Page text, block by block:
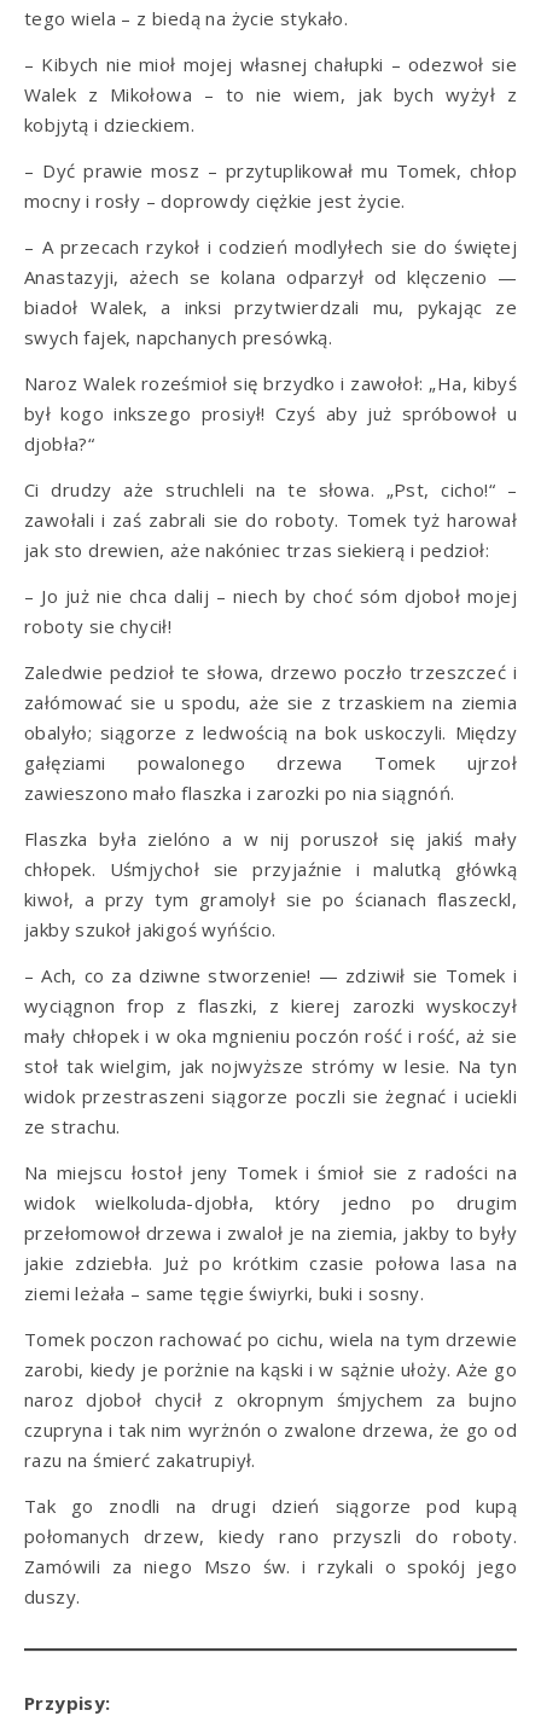
tego wiela – z biedą na życie stykało.
– Kibych nie mioł mojej własnej chałupki – odezwoł sie
Walek z Mikołowa – to nie wiem, jak bych wyżył z
kobjytą i dzieckiem.
– Dyć prawie mosz – przytuplikował mu Tomek, chłop
mocny i rosły – doprowdy ciężkie jest życie.
– A przecach rzykoł i codzień modlyłech sie do świętej
Anastazyji, ażech se kolana odparzył od klęczenio —
biadoł Walek, a inksi przytwierdzali mu, pykając ze
swych fajek, napchanych presówką.
Naroz Walek roześmioł się brzydko i zawołoł: „Ha, kibyś
był kogo inkszego prosiył! Czyś aby już spróbowoł u
djobła?“
Ci drudzy aże struchleli na te słowa. „Pst, cicho!“ –
zawołali i zaś zabrali sie do roboty. Tomek tyż harował
jak sto drewien, aże nakóniec trzas siekierą i pedzioł:
– Jo już nie chca dalij – niech by choć sóm djoboł mojej
roboty sie chycił!
Zaledwie pedzioł te słowa, drzewo poczło trzeszczeć i
załómować sie u spodu, aże sie z trzaskiem na ziemia
obalyło; siągorze z ledwością na bok uskoczyli. Między
gałęziami powalonego drzewa Tomek ujrzoł
zawieszono mało flaszka i zarozki po nia siągnóń.
Flaszka była zielóno a w nij poruszoł się jakiś mały
chłopek. Uśmjychoł sie przyjaźnie i malutką główką
kiwoł, a przy tym gramolył sie po ścianach flaszeckl,
jakby szukoł jakigoś wyńścio.
– Ach, co za dziwne stworzenie! — zdziwił sie Tomek i
wyciągnon frop z flaszki, z kierej zarozki wyskoczył
mały chłopek i w oka mgnieniu poczón rość i rość, aż sie
stoł tak wielgim, jak nojwyższe strómy w lesie. Na tyn
widok przestraszeni siągorze poczli sie żegnać i uciekli
ze strachu.
Na miejscu łostoł jeny Tomek i śmioł sie z radości na
widok wielkoluda-djobła, który jedno po drugim
przełomowoł drzewa i zwaloł je na ziemia, jakby to były
jakie zdziebła. Już po krótkim czasie połowa lasa na
ziemi leżała – same tęgie świyrki, buki i sosny.
Tomek poczon rachować po cichu, wiela na tym drzewie
zarobi, kiedy je porżnie na kąski i w sążnie ułoży. Aże go
naroz djoboł chycił z okropnym śmjychem za bujno
czupryna i tak nim wyrżnón o zwalone drzewa, że go od
razu na śmierć zakatrupiył.
Tak go znodli na drugi dzień siągorze pod kupą
połomanych drzew, kiedy rano przyszli do roboty.
Zamówili za niego Mszo św. i rzykali o spokój jego
duszy.
Przypisy: